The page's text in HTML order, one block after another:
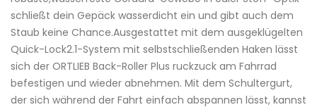
schließt dein Gepäck wasserdicht ein und gibt auch dem
Staub keine Chance.Ausgestattet mit dem ausgeklügelten
Quick-Lock2.1-System mit selbstschließenden Haken lässt
sich der ORTLIEB Back-Roller Plus ruckzuck am Fahrrad
befestigen und wieder abnehmen. Mit dem Schultergurt,
der sich während der Fahrt einfach abspannen lässt, kannst